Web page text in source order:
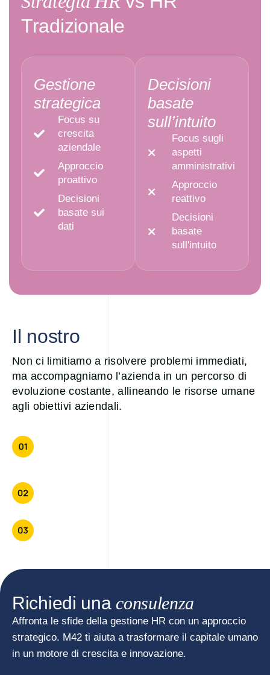
Tradizionale
Gestione
strategica
Focus su
crescita
aziendale
Approccio
proattivo
Decisioni
basate sui
dati
Decisioni
basate
sull’intuito
Focus sugli
aspetti
amministrativi
Approccio
reattivo
Decisioni
basate
sull'intuito
Il nostro
Non ci limitiamo a risolvere problemi immediati,
ma accompagniamo l’azienda in un percorso di
evoluzione costante, allineando le risorse umane
agli obiettivi aziendali.
Richiedi una consulenza
Affronta le sfide della gestione HR con un approccio
strategico. M42 ti aiuta a trasformare il capitale umano
in un motore di crescita e innovazione.